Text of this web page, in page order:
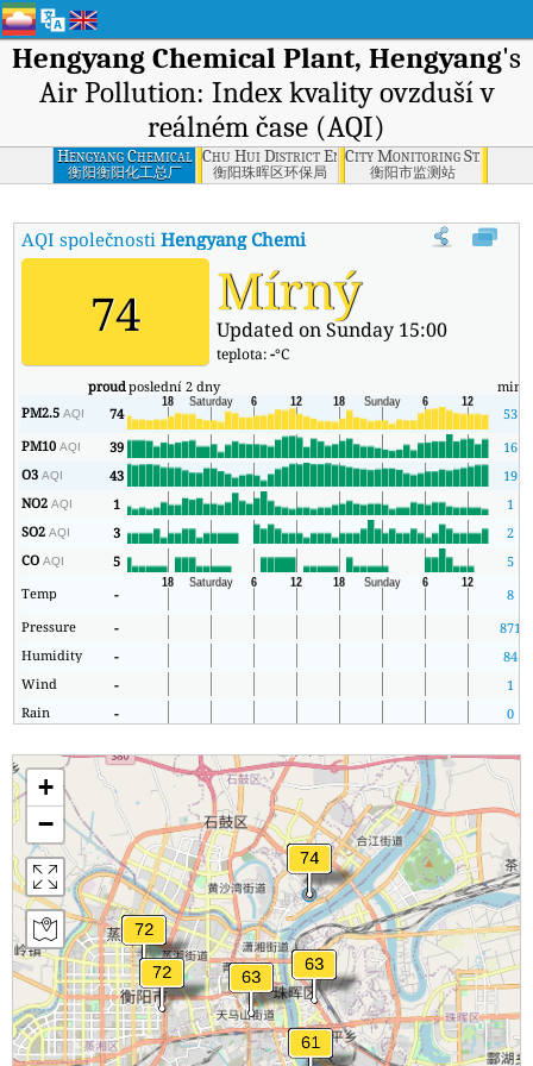
Hengyang Chemical Plant, Hengyang's
Air Pollution: Index kvality ovzduší v
reálném čase (AQI)
Hengyang Chemical
Plant, Hengyang
衡阳衡阳化工总厂
Chu Hui District Environmental Protection
衡阳珠晖区环保局
City Monitoring Station,
衡阳市监测站
AQI společnostiHengyang Chemical Plant, Hengyang:Index
74 Mírný
Updated on Sunday 15:00
teplota:-°C
proudposlední 2 dny min
PM2.5AQI 74 53
PM10AQI 39 16
O3AQI 43 19
NO2AQI 1
1
SO2AQI 3
2
COAQI 5
5
Temp
- 8
Pressure
- 871
Humidity
- 84
Wind
- 1
Rain
- 0
+
−